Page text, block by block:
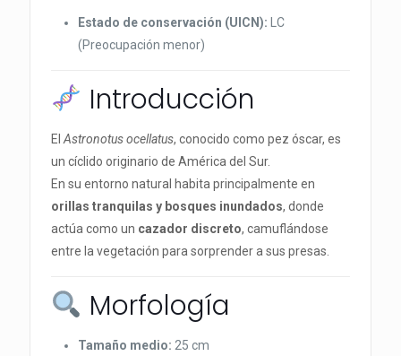
Estado de conservación (UICN): LC
(Preocupación menor)
Introducción
ElAstronotus ocellatus, conocido como pez óscar, es
un cíclido originario de América del Sur.
En su entorno natural habita principalmente en
orillas tranquilas y bosques inundados, donde
actúa como un cazador discreto, camuflándose
entre la vegetación para sorprender a sus presas.
Morfología
Tamaño medio: 25 cm